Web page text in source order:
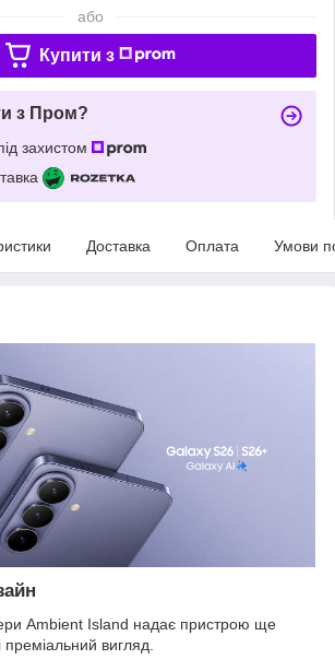
або
Купити з
з Пром?
захистом
Доставка Оплата Умови
Ambient Island надає пристрою ще
вигляд.